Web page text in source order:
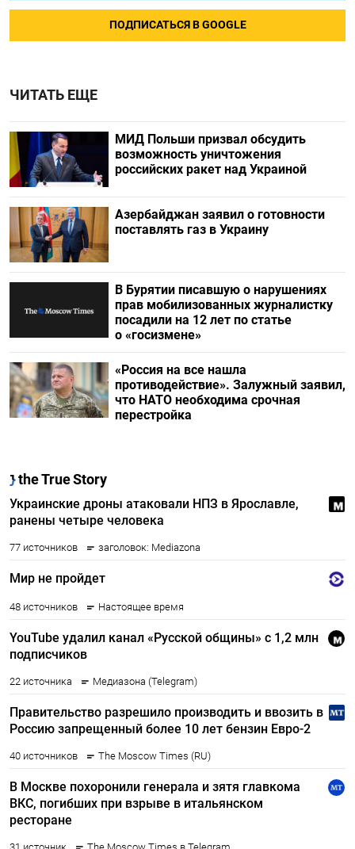
ПОДПИСАТЬСЯ В GOOGLE
ЧИТАТЬ ЕЩЕ
МИД Польши призвал обсудить
возможность уничтожения
российских ракет над Украиной
Азербайджан заявил о готовности
поставлять газ в Украину
В Бурятии писавшую о нарушениях
прав мобилизованных журналистку
посадили на 12 лет по статье
о «госизмене»
«Россия на все нашла
противодействие». Залужный заявил,
что НАТО необходима срочная
перестройка